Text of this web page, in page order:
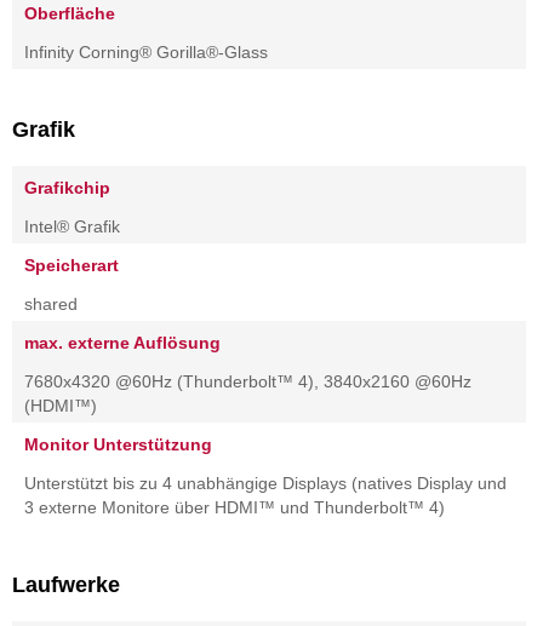
Oberfläche
Infinity Corning® Gorilla®-Glass
Grafik
Grafikchip
Intel® Grafik
Speicherart
shared
max. externe Auflösung
7680x4320 @60Hz (Thunderbolt™ 4), 3840x2160 @60Hz
(HDMI™)
Monitor Unterstützung
Unterstützt bis zu 4 unabhängige Displays (natives Display und
3 externe Monitore über HDMI™ und Thunderbolt™ 4)
Laufwerke